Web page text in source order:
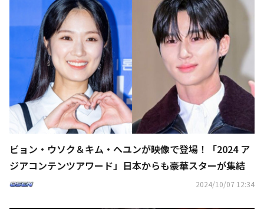
ビョン・ウソク＆キム・ヘユンが映像で登場！「2024 ア
ジアコンテンツアワード」日本からも豪華スターが集結
2024/10/07 12:34